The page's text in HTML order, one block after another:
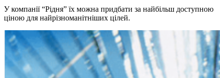
У компанії “Рідня” їх можна придбати за найбільш доступною
ціною для найрізноманітніших цілей.